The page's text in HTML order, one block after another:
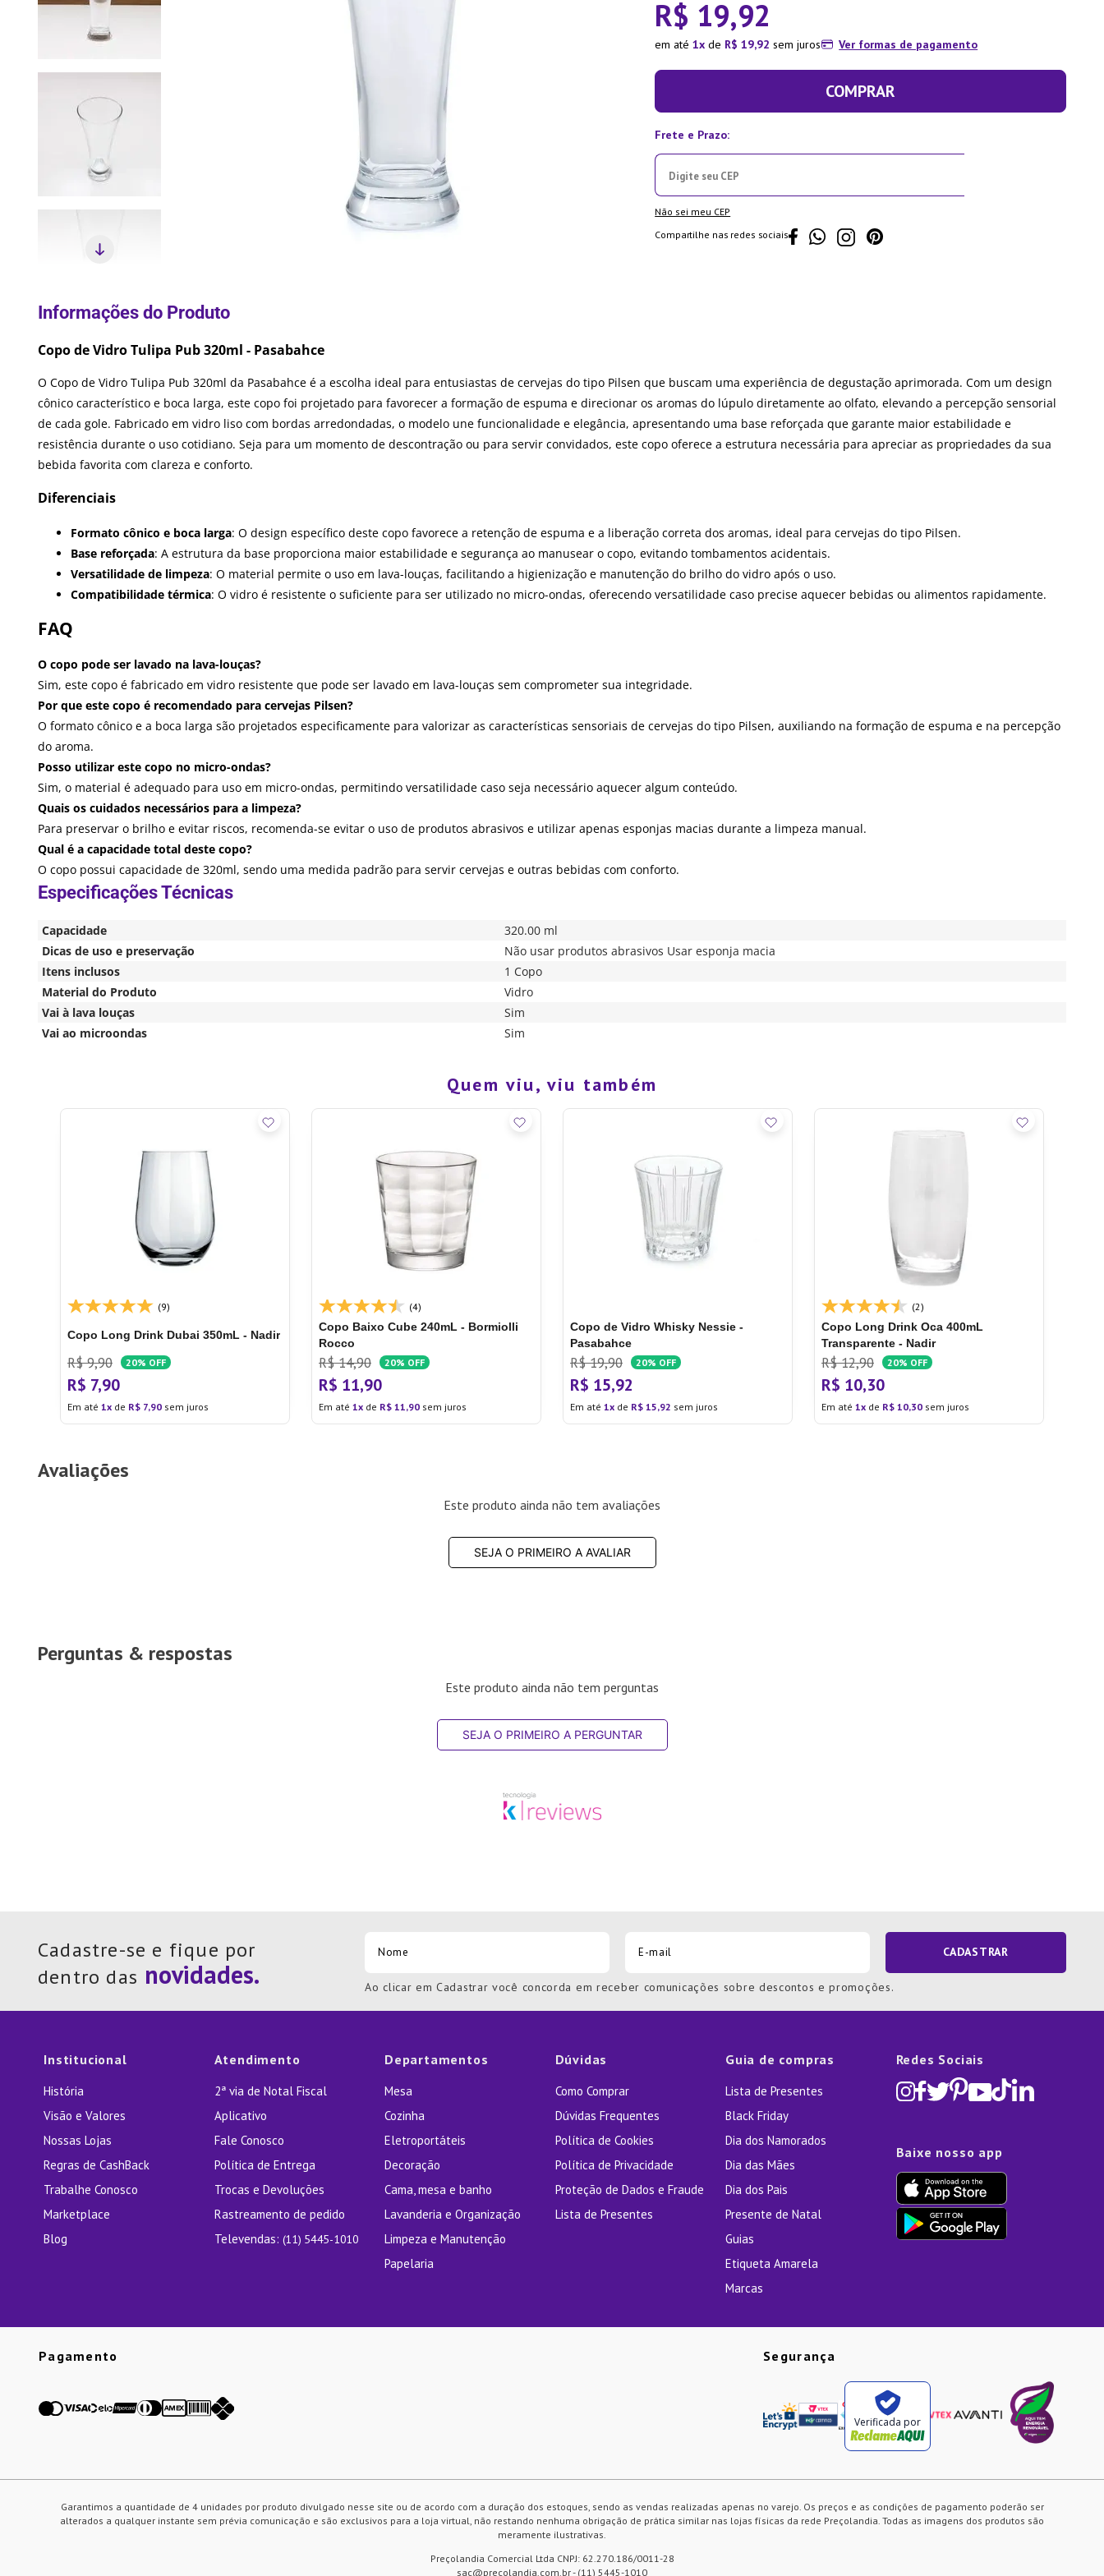
R$ 19,92
em até1 de R$ 19,92 sem juros Ver formas de pagamento
COMPRAR
Não sei meu CEP
Compartilhe nas redes sociais
Copo de Vidro Tulipa Pub 320ml - Pasabahce
O Copo de Vidro Tulipa Pub 320ml da Pasabahce é a escolha ideal para entusiastas de cervejas do tipo Pilsen que buscam uma experiência de degustação aprimorada. Com um design
cônico característico e boca larga, este copo foi projetado para favorecer a formação de espuma e direcionar os aromas do lúpulo diretamente ao olfato, elevando a percepção sensorial
de cada gole. Fabricado em vidro liso com bordas arredondadas, o modelo une funcionalidade e elegância, apresentando uma base reforçada que garante maior estabilidade e
resistência durante o uso cotidiano. Seja para um momento de descontração ou para servir convidados, este copo oferece a estrutura necessária para apreciar as propriedades da sua
bebida favorita com clareza e conforto.
Diferenciais
Formato cônico e boca larga: O design específico deste copo favorece a retenção de espuma e a liberação correta dos aromas, ideal para cervejas do tipo Pilsen.
Base reforçada: A estrutura da base proporciona maior estabilidade e segurança ao manusear o copo, evitando tombamentos acidentais.
Versatilidade de limpeza: O material permite o uso em lava-louças, facilitando a higienização e manutenção do brilho do vidro após o uso.
Compatibilidade térmica: O vidro é resistente o suficiente para ser utilizado no micro-ondas, oferecendo versatilidade caso precise aquecer bebidas ou alimentos rapidamente.
FAQ
O copo pode ser lavado na lava-louças?
Sim, este copo é fabricado em vidro resistente que pode ser lavado em lava-louças sem comprometer sua integridade.
Por que este copo é recomendado para cervejas Pilsen?
O formato cônico e a boca larga são projetados especificamente para valorizar as características sensoriais de cervejas do tipo Pilsen, auxiliando na formação de espuma e na percepção
do aroma.
Posso utilizar este copo no micro-ondas?
Sim, o material é adequado para uso em micro-ondas, permitindo versatilidade caso seja necessário aquecer algum conteúdo.
Quais os cuidados necessários para a limpeza?
Para preservar o brilho e evitar riscos, recomenda-se evitar o uso de produtos abrasivos e utilizar apenas esponjas macias durante a limpeza manual.
Qual é a capacidade total deste copo?
O copo possui capacidade de 320ml, sendo uma medida padrão para servir cervejas e outras bebidas com conforto.
Capacidade
320.00 ml
Dicas de uso e preservação
Não usar produtos abrasivos Usar esponja macia
Itens inclusos
1 Copo
Material do Produto
Vidro
Vai à lava louças
Sim
Vai ao microondas
Sim
Quem viu, viu também
(9)
Copo Long Drink Dubai 350mL - Nadir
R$ 9,90 20% OFF
R$ 7,90
Em até 1 de R$ 7,90 sem juros
(4)
Copo Baixo Cube 240mL - Bormiolli
Rocco
R$ 14,90 20% OFF
R$ 11,90
Em até 1 de R$ 11,90 sem juros
Copo de Vidro Whisky Nessie -
Pasabahce
R$ 19,90 20% OFF
R$ 15,92
Em até 1 de R$ 15,92 sem juros
(2)
Copo Long Drink Oca 400mL
Transparente - Nadir
R$ 12,90 20% OFF
R$ 10,30
Em até 1 de R$ 10,30 sem juros
Avaliações
Este produto ainda não tem avaliações
SEJA O PRIMEIRO A AVALIAR
Perguntas & respostas
Este produto ainda não tem perguntas
SEJA O PRIMEIRO A PERGUNTAR
Cadastre-se e fique por
dentro das
CADASTRAR
Ao clicar em Cadastrar você concorda em receber comunicações sobre descontos e promoções.
Institucional
História
Visão e Valores
Nossas Lojas
Regras de CashBack
Trabalhe Conosco
Marketplace
Blog
Atendimento
2ª via de Notal Fiscal
Aplicativo
Fale Conosco
Política de Entrega
Trocas e Devoluções
Rastreamento de pedido
Televendas: (11) 5445-1010
Departamentos
Mesa
Cozinha
Eletroportáteis
Decoração
Cama, mesa e banho
Lavanderia e Organização
Limpeza e Manutenção
Papelaria
Dúvidas
Como Comprar
Dúvidas Frequentes
Política de Cookies
Política de Privacidade
Proteção de Dados e Fraude
Lista de Presentes
Guia de compras
Lista de Presentes
Black Friday
Dia dos Namorados
Dia das Mães
Dia dos Pais
Presente de Natal
Guias
Etiqueta Amarela
Marcas
Redes Sociais
Baixe nosso app
Pagamento Segurança
Verificada por
Garantimos a quantidade de 4 unidades por produto divulgado nesse site ou de acordo com a duração dos estoques, sendo as vendas realizadas apenas no varejo. Os preços e as condições de pagamento poderão ser
alterados a qualquer instante sem prévia comunicação e são exclusivos para a loja virtual, não restando nenhuma obrigação de prática similar nas lojas físicas da rede Preçolandia. Todas as imagens dos produtos são
meramente ilustrativas.
Preçolandia Comercial Ltda CNPJ: 62.270.186/0011-28
sac@precolandia.com.br - (11) 5445-1010
Lixeira